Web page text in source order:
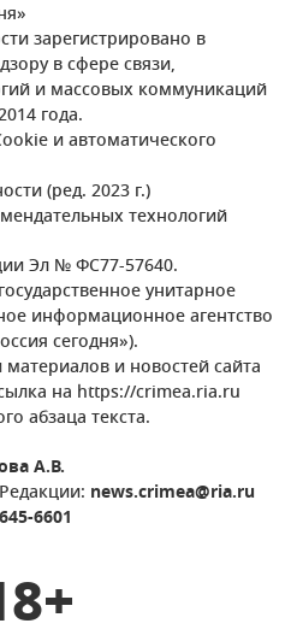
зарегистрировано в
в сфере связи,
и массовых коммуникаций
года.
и автоматического
(ред. 2023 г.)
технологий
Эл № ФС77-57640.
унитарное
информационное агентство
сегодня»).
и новостей сайта
на https://crimea.ria.ru
абзаца текста.
А.В.
news.crimea@ria.ru
6601